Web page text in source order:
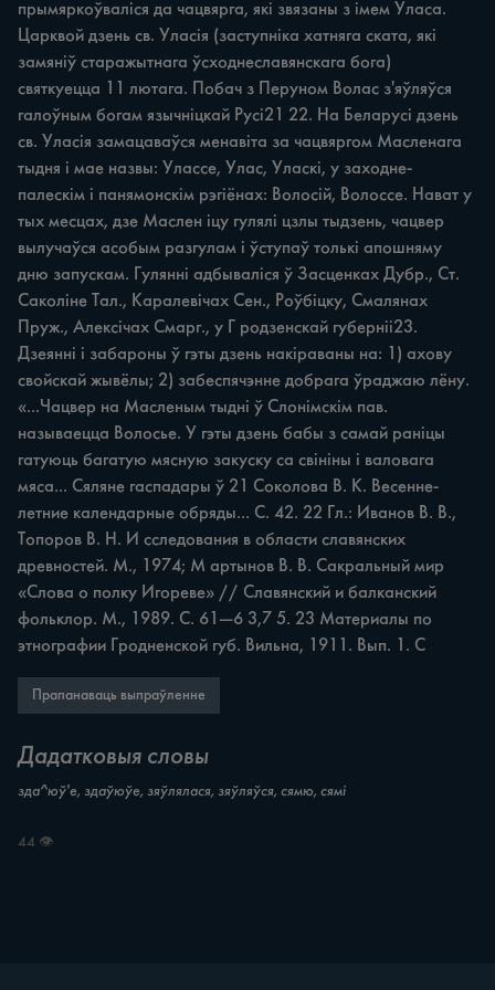
прымяркоўваліся да чацвярга, які звязаны з імем Уласа.
Царквой дзень св. Уласія (заступніка хатняга ската, які
замяніў старажытнага ўсходнеславянскага бога)
святкуецца 11 лютага. Побач з Перуном Волас з'яўляўся
галоўным богам язычніцкай Pyci21 22. На Беларусі дзень
св. Уласія замацаваўся менавіта за чацвяргом Масленага
тыдня i мае назвы: Улассе, Улас, Уласкі, у заходне-
палескім i панямонскім рэгіёнах: Волосій, Волоссе. Haват у
тых месцах, дзе Маслен іцу гулялі цзлы тыдзень, чацвер
вылучаўся асобым разгулам i ўступаў толькі апошняму
дню запускам. Гулянні адбываліся ў Засценках Дубр., Ст.
Саколіне Тал., Каралевічах Сен., Роўбіцку, Смалянах
Пруж., Алексічах Смарг., у Г родзенскай губерніі23.
Дзеянні i забароны ў гэты дзень накіраваны на: 1) ахову
свойскай жывёлы; 2) забеспячэнне добрага ўраджаю лёну.
«...Чацвер на Масленым тыдні ў Слонімскім пав.
называецца Волосье. У гэты дзень бабы з самай раніцы
гатуюць багатую мясную закуску ca свініны i валовага
мяса... Сяляне гаспадары ў 21 Соколова В. К. Весенне-
летние календарные обряды... С. 42. 22 Гл.: Иванов В. В.,
Топоров В. Н. И сследования в области славянских
древностей. М., 1974; М артынов В. В. Сакральный мир
«Слова о полку Игореве» // Славянский и балканский
фольклор. М., 1989. С. 61—6 3,7 5. 23 Материалы по
этнографии Гродненской губ. Вильна, 1911. Вып. 1. С
Прапанаваць выпраўленне
Дадатковыя словы
зда^юў'е, здаўюўе, зяўлялася, зяўляўся, сямю, сямі
44 👁